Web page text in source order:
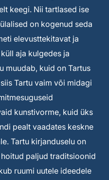
keegi. Nii tartlased ise
on kogenud seda
elevusttekitavat ja
aja kulgedes ja
muudab, kuid on Tartus
Tartu vaim või midagi
kunstivorme, kuid üks
pealt vaadates keskne
Tartu kirjanduselu on
paljud traditsioonid
ruumi uutele ideedele